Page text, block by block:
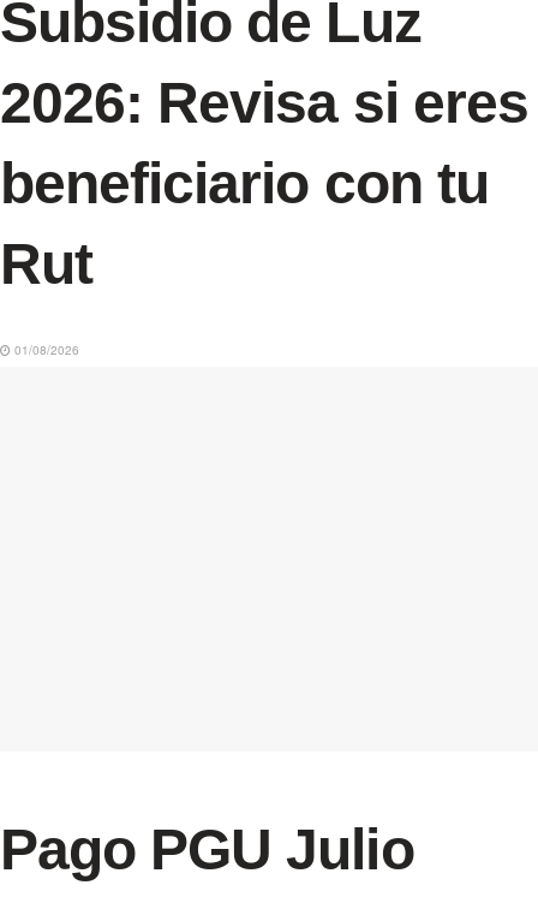
Subsidio de Luz
2026: Revisa si eres
beneficiario con tu
Rut
01/08/2026
Pago PGU Julio